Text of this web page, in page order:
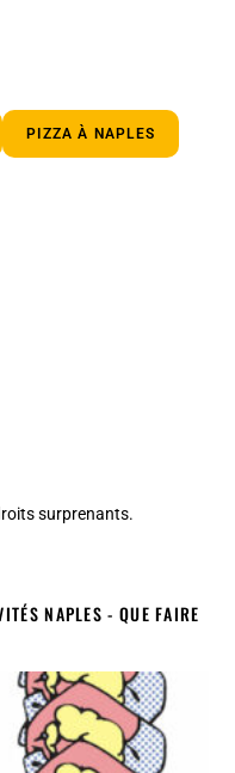
PIZZA À NAPLES
surprenants.
NAPLES - QUE FAIRE